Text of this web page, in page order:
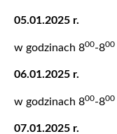
05.01.2025 r.
w godzinach 800-800
06.01.2025 r.
w godzinach 800-800
07.01.2025 r.